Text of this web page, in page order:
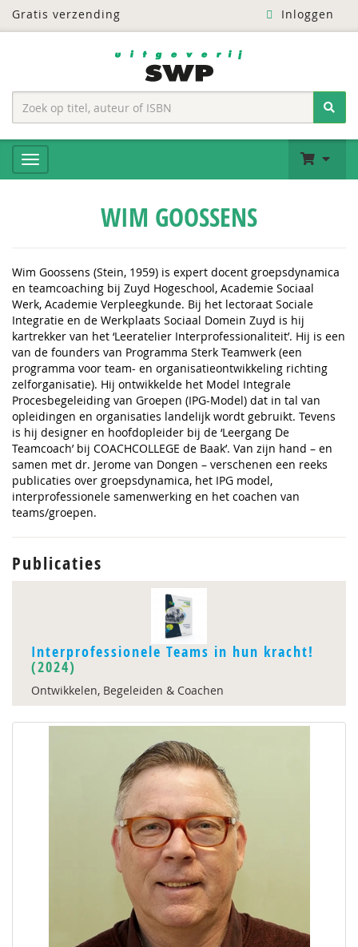
Gratis verzending Inloggen
WIM GOOSSENS
Wim Goossens (Stein, 1959) is expert docent groepsdynamica
en teamcoaching bij Zuyd Hogeschool, Academie Sociaal
Werk, Academie Verpleegkunde. Bij het lectoraat Sociale
Integratie en de Werkplaats Sociaal Domein Zuyd is hij
kartrekker van het ‘Leeratelier Interprofessionaliteit’. Hij is een
van de founders van Programma Sterk Teamwerk (een
programma voor team- en organisatieontwikkeling richting
zelforganisatie). Hij ontwikkelde het Model Integrale
Procesbegeleiding van Groepen (IPG-Model) dat in tal van
opleidingen en organisaties landelijk wordt gebruikt. Tevens
is hij designer en hoofdopleider bij de ‘Leergang De
Teamcoach’ bij COACHCOLLEGE de Baak’. Van zijn hand – en
samen met dr. Jerome van Dongen – verschenen een reeks
publicaties over groepsdynamica, het IPG model,
interprofessionele samenwerking en het coachen van
teams/groepen.
Publicaties
Interprofessionele Teams in hun kracht!
(2024)
Ontwikkelen, Begeleiden & Coachen